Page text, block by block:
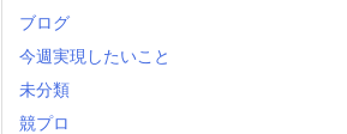
ブログ
今週実現したいこと
未分類
競プロ